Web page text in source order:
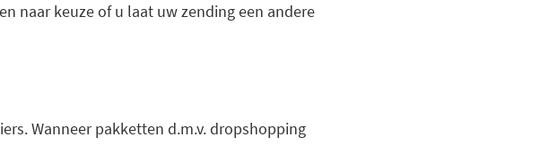
naar keuze of u laat uw zending een andere
Wanneer pakketten d.m.v. dropshopping